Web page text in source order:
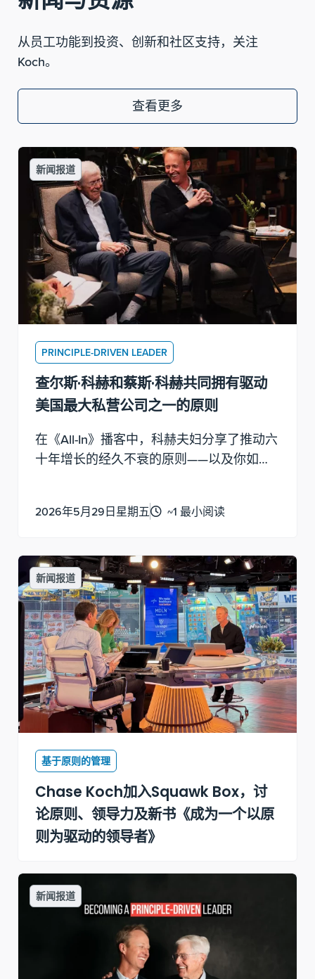
从员工功能到投资、创新和社区支持，关注
Koch。
查看更多
新闻报道
PRINCIPLE-DRIVEN LEADER
查尔斯·科赫和蔡斯·科赫共同拥有驱动
美国最大私营公司之一的原则
在《All-In》播客中，科赫夫妇分享了推动六
十年增长的经久不衰的原则——以及你如何
2026年5月29日星期五 ~1 最小阅读
新闻报道
基于原则的管理
Chase Koch加入Squawk Box，讨
论原则、领导力及新书《成为一个以原
则为驱动的领导者》
新闻报道